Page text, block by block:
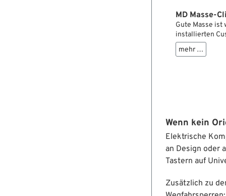
MD Masse-
Gute Masse
installierten
das schnell
umständliches
mehr …
Wenn kein
Elektrische
an Design oder
Tastern auf
Zusätzlich zu